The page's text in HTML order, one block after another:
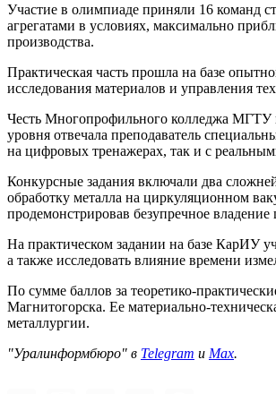
Участие в олимпиаде приняли 16 команд
агрегатами в условиях, максимально
производства.
Практическая часть прошла на базе
исследования материалов и управления
Честь Многопрофильного колледжа МГТУ
уровня отвечала преподаватель
на цифровых тренажерах, так и с
Конкурсные задания включали два
обработку металла на циркуляционном
продемонстрировав безупречное
На практическом задании на базе КарИУ
а также исследовать влияние времени
По сумме баллов за теоретико-
Магнитогорска. Ее материально-
металлургии.
"Уралинформбюро" в Telegram и Max.